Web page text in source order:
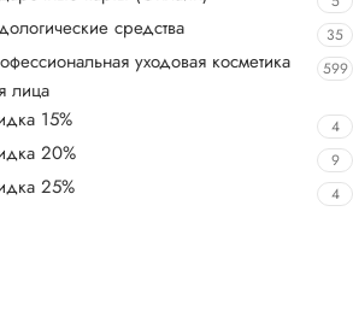
средства 35
уходовая косметика
лица
599
15% 4
20% 9
25% 4